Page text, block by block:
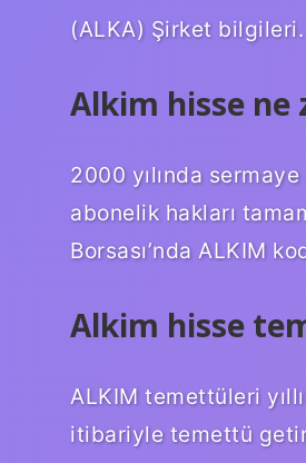
(ALKA) Şirket bilgileri.
Alkim hisse ne
2000 yılında
abonelik hakları
Borsası’nda ALKIM
Alkim hisse
ALKIM temettüleri
itibariyle temettü